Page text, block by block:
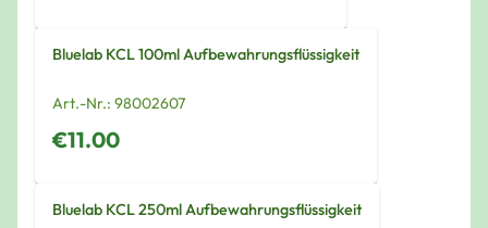
Bluelab KCL 100ml Aufbewahrungsflüssigkeit
Art.-Nr.: 98002607
€11.00
Bluelab KCL 250ml Aufbewahrungsflüssigkeit